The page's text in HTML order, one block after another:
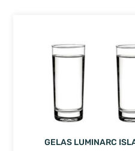
GELAS LUMINARC